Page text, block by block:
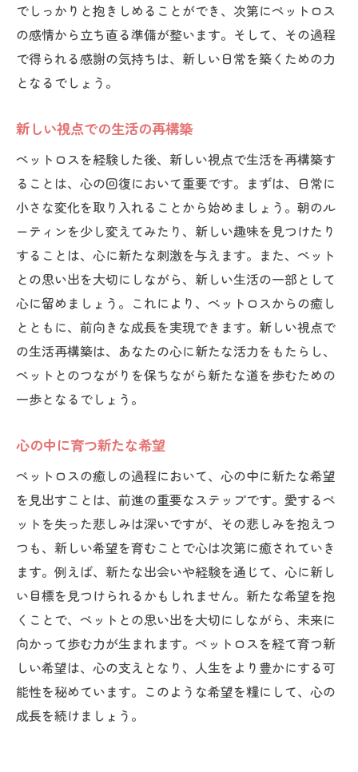
でしっかりと抱きしめることができ、次第にペットロス
の感情から立ち直る準備が整います。そして、その過程
で得られる感謝の気持ちは、新しい日常を築くための力
となるでしょう。
新しい視点での生活の再構築
ペットロスを経験した後、新しい視点で生活を再構築す
ることは、心の回復において重要です。まずは、日常に
小さな変化を取り入れることから始めましょう。朝のル
ーティンを少し変えてみたり、新しい趣味を見つけたり
することは、心に新たな刺激を与えます。また、ペット
との思い出を大切にしながら、新しい生活の一部として
心に留めましょう。これにより、ペットロスからの癒し
とともに、前向きな成長を実現できます。新しい視点で
の生活再構築は、あなたの心に新たな活力をもたらし、
ペットとのつながりを保ちながら新たな道を歩むための
一歩となるでしょう。
心の中に育つ新たな希望
ペットロスの癒しの過程において、心の中に新たな希望
を見出すことは、前進の重要なステップです。愛するペ
ットを失った悲しみは深いですが、その悲しみを抱えつ
つも、新しい希望を育むことで心は次第に癒されていき
ます。例えば、新たな出会いや経験を通じて、心に新し
い目標を見つけられるかもしれません。新たな希望を抱
くことで、ペットとの思い出を大切にしながら、未来に
向かって歩む力が生まれます。ペットロスを経て育つ新
しい希望は、心の支えとなり、人生をより豊かにする可
能性を秘めています。このような希望を糧にして、心の
成長を続けましょう。